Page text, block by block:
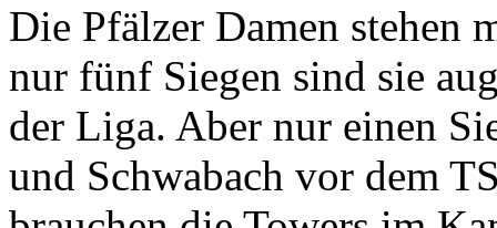
Die Pfälzer Damen stehen
nur fünf Siegen sind sie
der Liga. Aber nur einen
und Schwabach vor dem